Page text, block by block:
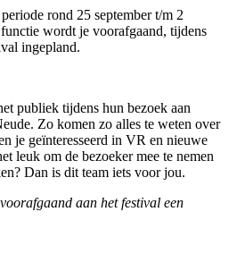
rond 25 september t/m 2
wordt je voorafgaand, tijdens
ingepland.
publiek tijdens hun bezoek aan
Zo komen zo alles te weten over
je geïnteresseerd in VR en nieuwe
leuk om de bezoeker mee te nemen
Dan is dit team iets voor jou.
aan het festival een